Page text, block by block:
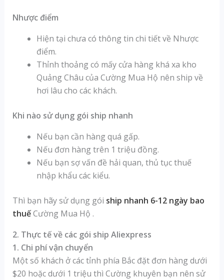
Nhược điểm
Hiện tại chưa có thông tin chi tiết về Nhược
điểm.
Thỉnh thoảng có mấy cửa hàng khá xa kho
Quảng Châu của Cường Mua Hộ nên ship về
hơi lâu cho các khách.
Khi nào sử dụng gói ship nhanh
Nếu bạn cần hàng quá gấp.
Nếu đơn hàng trên 1 triệu đồng.
Nếu bạn sợ vấn đề hải quan, thủ tục thuế
nhập khẩu các kiểu.
Thì bạn hãy sử dụng gói ship nhanh 6-12 ngày bao
thuếCường Mua Hộ .
2. Thực tế về các gói ship Aliexpress
1. Chi phí vận chuyển
Một số khách ở các tỉnh phía Bắc đặt đơn hàng dưới
$20 hoặc dưới 1 triệu thì Cường khuyên bạn nên sử